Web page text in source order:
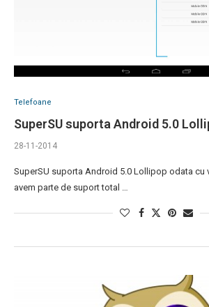
Telefoane
SuperSU suporta Android 5.0
28-11-2014
SuperSU suporta Android 5.0 Lollipop odata cu
avem parte de suport total …